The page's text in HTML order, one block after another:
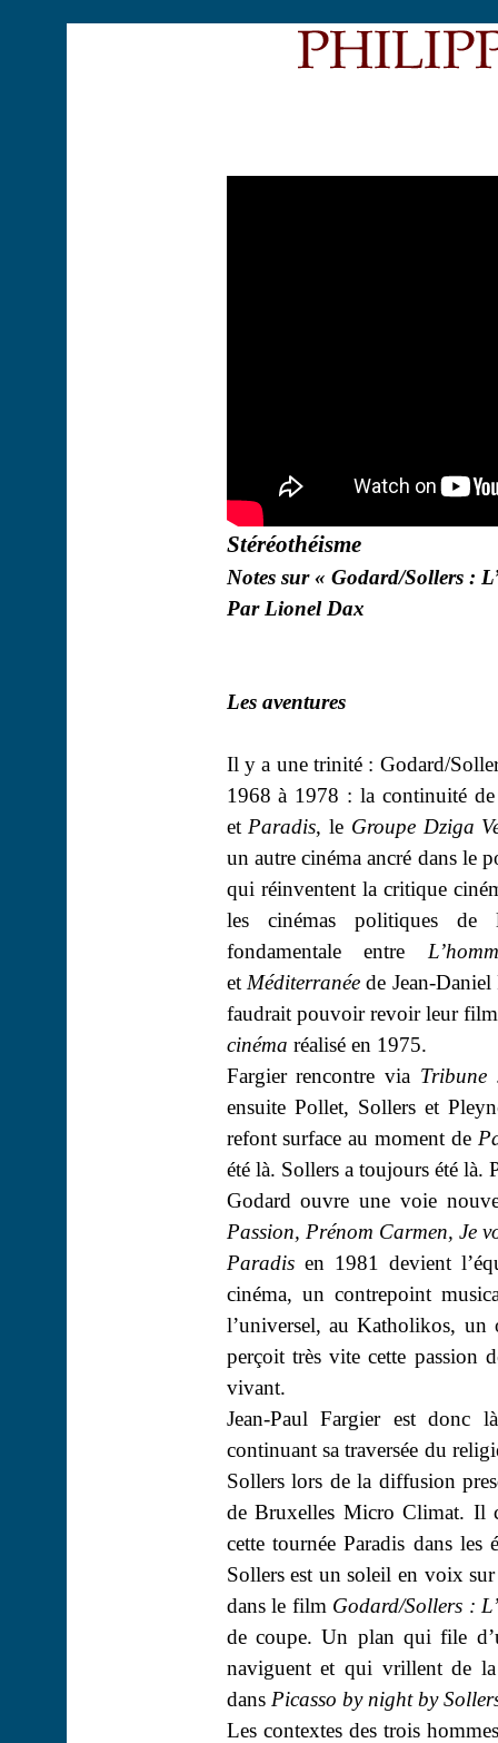
Stéréothéisme
Notes sur « Godard/Sollers :
Par Lionel Dax
Les aventures
Il y a une trinité : Godard/
1968 à 1978 : la continuité
et Paradis, le Groupe Dziga
un autre cinéma ancré dans le
qui réinventent la critique
les cinémas politiques de
fondamentale entre
et Méditerranéede Jean-Daniel
faudrait pouvoir revoir leur
cinéma réalisé en 1975.
Fargierrencontre via Tribune
ensuite Pollet, Sollers et
refont surface au moment de
été là. Sollers a toujours été là.
Godard ouvre une voie
Passion, Prénom Carmen, Je
Paradisen 1981 devient
cinéma, un contrepoint
l’universel, auKatholikos, un
perçoit très vite cette passion
vivant.
Jean-PaulFargierest donc là
continuant sa traversée du
Sollers lors de la diffusion
de Bruxelles Micro Climat. Il
cette tournée Paradis dans
Sollers est un soleil en voix
dans le film Godard/Sollers :
de coupe. Un plan qui file
naviguent et qui vrillent de
dans Picasso by night by
Les contextes des trois